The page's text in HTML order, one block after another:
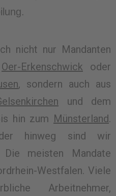
nicht nur Mandanten
Oer-Erkenschwick oder
, sondern auch aus
und dem
hin zum M ünsterland.
hinweg sind wir
meisten Mandate
Westfalen. Viele
Arbeitnehmer,